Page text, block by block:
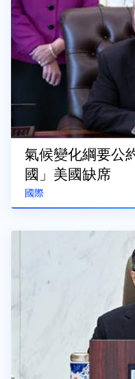
國際
氣候變化綱要公
國」美國缺席